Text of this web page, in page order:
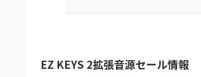
EZ KEYS 2拡張音源セール情報